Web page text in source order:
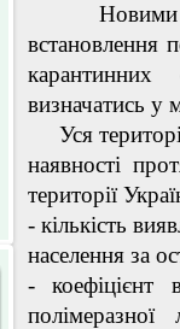
Новими
встановлення
визначатись у
Уся
наявності
території
- кількість
населення за
- коефіцієнт